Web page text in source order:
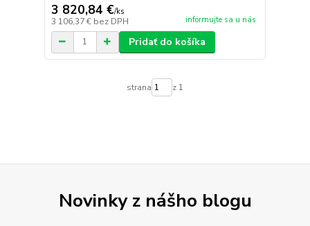
3 820,84 €/ks
3 106,37 € bez DPH informujte sa u nás
Pridať do košíka
strana z 1
Novinky z nášho blogu